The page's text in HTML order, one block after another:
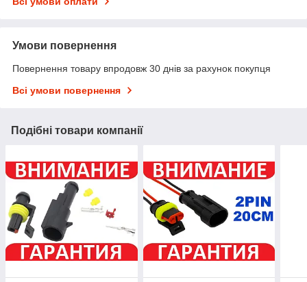
Умови повернення
Повернення товару впродовж 30 днів за рахунок покупця
Всі умови повернення
Подібні товари компанії